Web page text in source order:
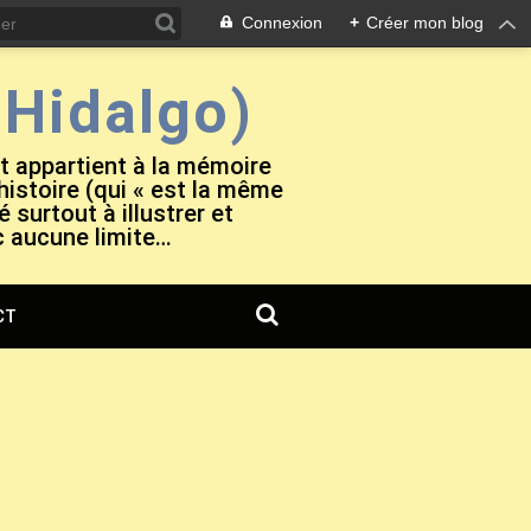
Connexion + Créer mon blog
Hidalgo)
appartient à la mémoire
(qui « est la même
surtout à illustrer et
aucune limite…